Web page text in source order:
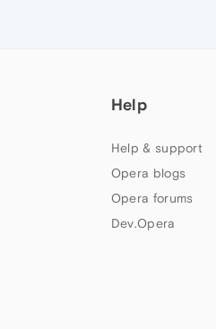
Help
Help & support
Opera blogs
Opera forums
Dev.Opera